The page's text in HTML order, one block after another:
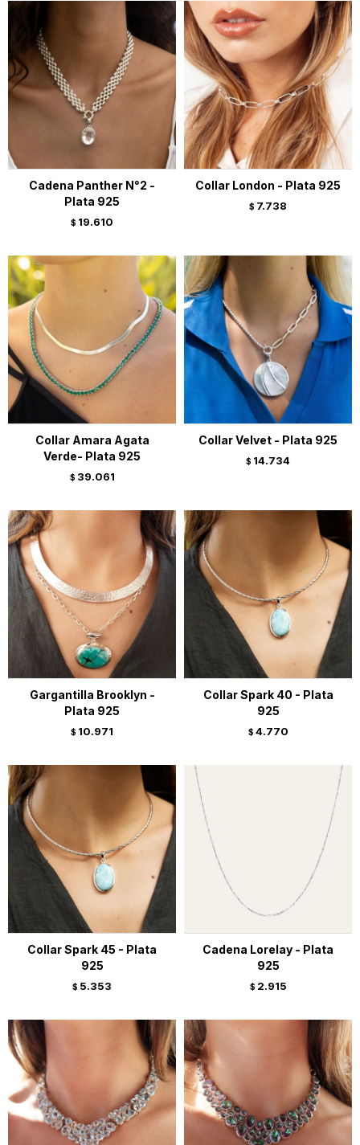
Cadena Panther N°2 -
Plata 925
$ 19.610
Collar London - Plata 925
$ 7.738
Collar Amara Agata
Verde- Plata 925
$ 39.061
Collar Velvet - Plata 925
$ 14.734
Gargantilla Brooklyn -
Plata 925
$ 10.971
Collar Spark 40 - Plata
925
$ 4.770
Collar Spark 45 - Plata
925
$ 5.353
Cadena Lorelay - Plata
925
$ 2.915